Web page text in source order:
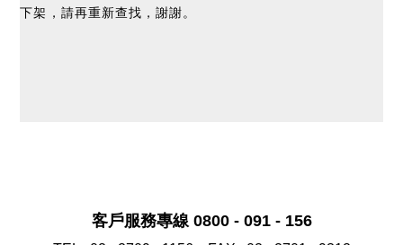
下架，請再重新查找，謝謝。
客戶服務專線 0800 - 091 - 156